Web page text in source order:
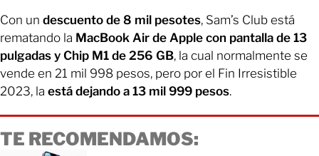
Con un descuento de 8 mil pesotes, Sam’s Club está
rematando la MacBook Air de Apple con pantalla de 13
pulgadas y Chip M1 de 256 GB, la cual normalmente se
vende en 21 mil 998 pesos, pero por el Fin Irresistible
2023, la está dejando a 13 mil 999 pesos.
TE RECOMENDAMOS: